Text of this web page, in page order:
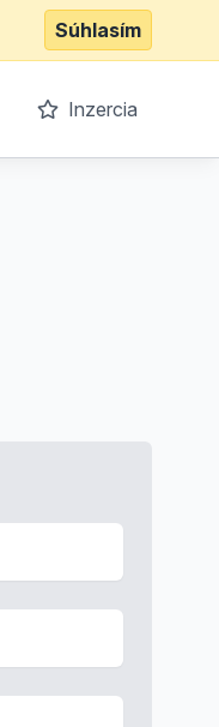
Súhlasím
Inzercia